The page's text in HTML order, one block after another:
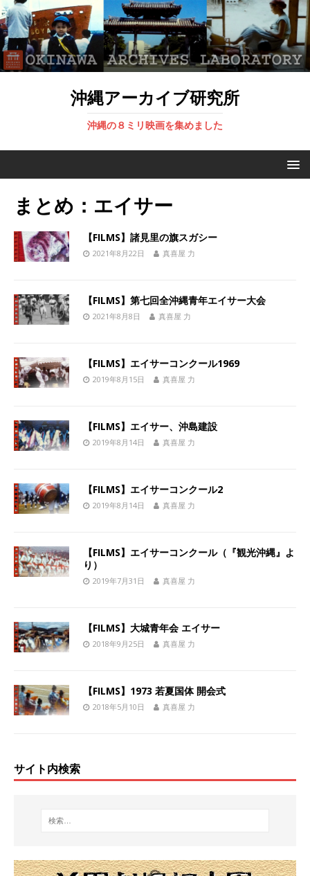
沖縄アーカイブ研究所
沖縄の８ミリ映画を集めました
まとめ：エイサー
【FILMS】諸見里の旗スガシー
2021年8月22日 真喜屋 力
【FILMS】第七回全沖縄青年エイサー大会
2021年8月8日 真喜屋 力
【FILMS】エイサーコンクール1969
2019年8月15日 真喜屋 力
【FILMS】エイサー、沖島建設
2019年8月14日 真喜屋 力
【FILMS】エイサーコンクール2
2019年8月14日 真喜屋 力
【FILMS】エイサーコンクール（『観光沖縄』よ
り）
2019年7月31日 真喜屋 力
【FILMS】大城青年会 エイサー
2018年9月25日 真喜屋 力
【FILMS】1973 若夏国体 開会式
2018年5月10日 真喜屋 力
サイト内検索